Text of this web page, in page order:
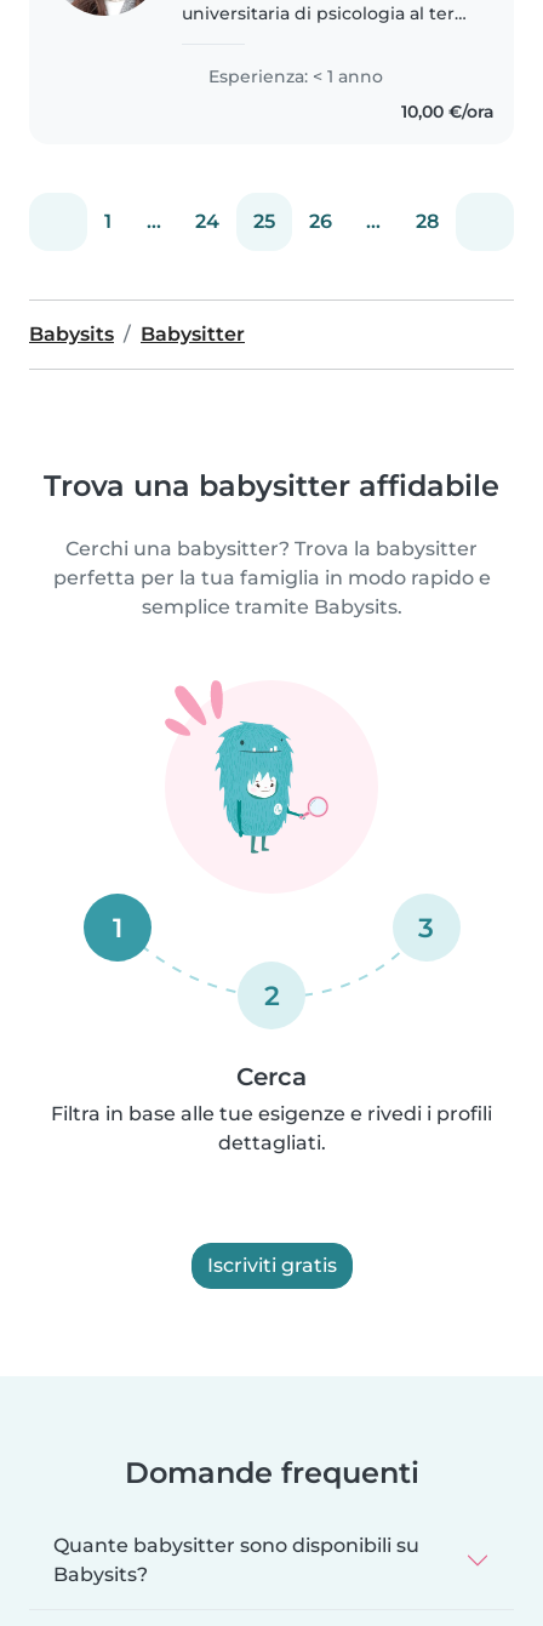
universitaria di psicologia al terzo
Prati. Anche se non ho lunga
esperienza lavorativa, adoro
prendermi cura dei bambini,..
Esperienza: < 1 anno
10,00 €/ora
1 ... 24 25 26 ... 28
Babysits Babysitter
Trova una babysitter affidabile
Cerchi una babysitter? Trova la babysitter
perfetta per la tua famiglia in modo rapido e
semplice tramite Babysits.
1
2
3
Cerca
Filtra in base alle tue esigenze e rivedi i profili
dettagliati.
Iscriviti gratis
Domande frequenti
Quante babysitter sono disponibili su
Babysits?